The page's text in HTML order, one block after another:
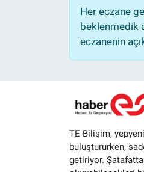
Her eczane
beklenmedik
eczanenin
TE Bilişim,
buluştururken,
getiriyor.